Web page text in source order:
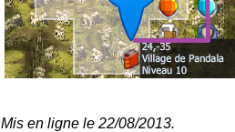
Mis en ligne le 22/08/2013.